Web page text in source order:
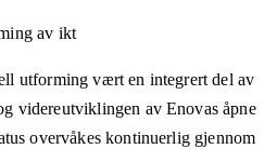
av ikt
utforming vært en integrert del av
videreutviklingen av Enovas åpne
overvåkes kontinuerlig gjennom